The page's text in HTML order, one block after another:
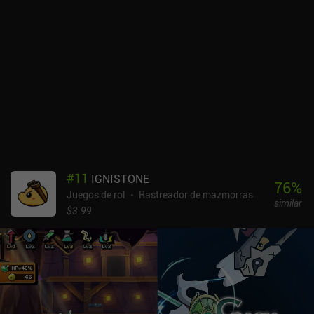
#11 IGNISTONE
Juegos de rol
Rastreador de mazmorras
$3.99
76%
similar